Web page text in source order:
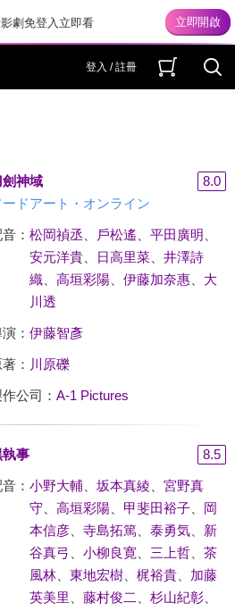
劇免登入立即看
登入 / 註冊
劍神域
8.0
ードアート・オンライン
： 松岡禎丞 戶松遙 平田廣明
安元洋貴、 日高里菜、 井澤詩
織、 高垣彩陽、 伊藤加奈惠、 大
川透
： 伊藤智彥
： 川原礫
公司： A-1 Pictures
執事 8.5
： 小野大輔、 坂本真綾
宮野真
守
高垣彩陽、 甲斐田裕子、 岡
本信彦、 寺島拓篤 泰勇気、 新
谷真弓
小柳良寛 三上哲、 茶
風林、 東地宏樹、 梶裕貴、 加藤
英美里
藤村俊二 杉山紀彰、